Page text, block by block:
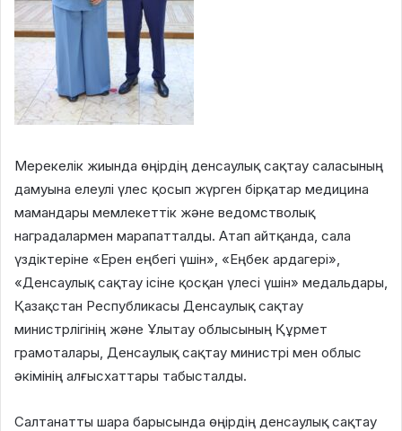
Мерекелік жиында өңірдің денсаулық сақтау саласының
дамуына елеулі үлес қосып жүрген бірқатар медицина
мамандары мемлекеттік және ведомстволық
наградалармен марапатталды. Атап айтқанда, сала
үздіктеріне «Ерен еңбегі үшін», «Еңбек ардагері»,
«Денсаулық сақтау ісіне қосқан үлесі үшін» медальдары,
Қазақстан Республикасы Денсаулық сақтау
министрлігінің және Ұлытау облысының Құрмет
грамоталары, Денсаулық сақтау министрі мен облыс
әкімінің алғысхаттары табысталды.
Салтанатты шара барысында өңірдің денсаулық сақтау